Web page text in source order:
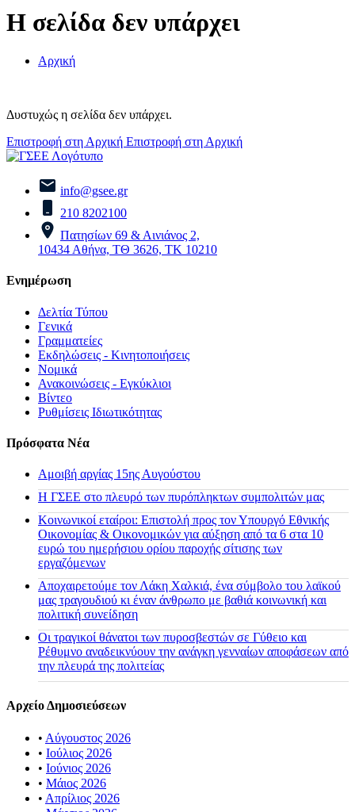
Η σελίδα δεν υπάρχει
Αρχική
Δυστυχώς η σελίδα δεν υπάρχει.
Επιστροφή στη Αρχική Επιστροφή στη Αρχική
info@gsee.gr
210 8202100
Πατησίων 69 & Αινιάνος 2,
10434 Αθήνα, ΤΘ 3626, ΤΚ 10210
Ενημέρωση
Δελτία Τύπου
Γενικά
Γραμματείες
Εκδηλώσεις - Κινητοποιήσεις
Νομικά
Ανακοινώσεις - Εγκύκλιοι
Βίντεο
Ρυθμίσεις Ιδιωτικότητας
Πρόσφατα Νέα
Αμοιβή αργίας 15ης Αυγούστου
H ΓΣΕΕ στο πλευρό των πυρόπληκτων συμπολιτών μας
Κοινωνικοί εταίροι: Επιστολή προς τον Υπουργό Εθνικής
Οικονομίας & Οικονομικών για αύξηση από τα 6 στα 10
ευρώ του ημερήσιου ορίου παροχής σίτισης των
εργαζόμενων
Αποχαιρετούμε τον Λάκη Χαλκιά, ένα σύμβολο του λαϊκού
μας τραγουδιού κι έναν άνθρωπο με βαθιά κοινωνική και
πολιτική συνείδηση
Οι τραγικοί θάνατοι των πυροσβεστών σε Γύθειο και
Ρέθυμνο αναδεικνύουν την ανάγκη γενναίων αποφάσεων από
την πλευρά της πολιτείας
Αρχείο Δημοσιεύσεων
• Αύγουστος 2026
• Ιούλιος 2026
• Ιούνιος 2026
• Μάιος 2026
• Απρίλιος 2026